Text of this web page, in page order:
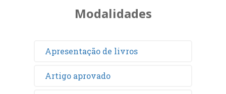
Modalidades
Apresentação de livros
Artigo aprovado